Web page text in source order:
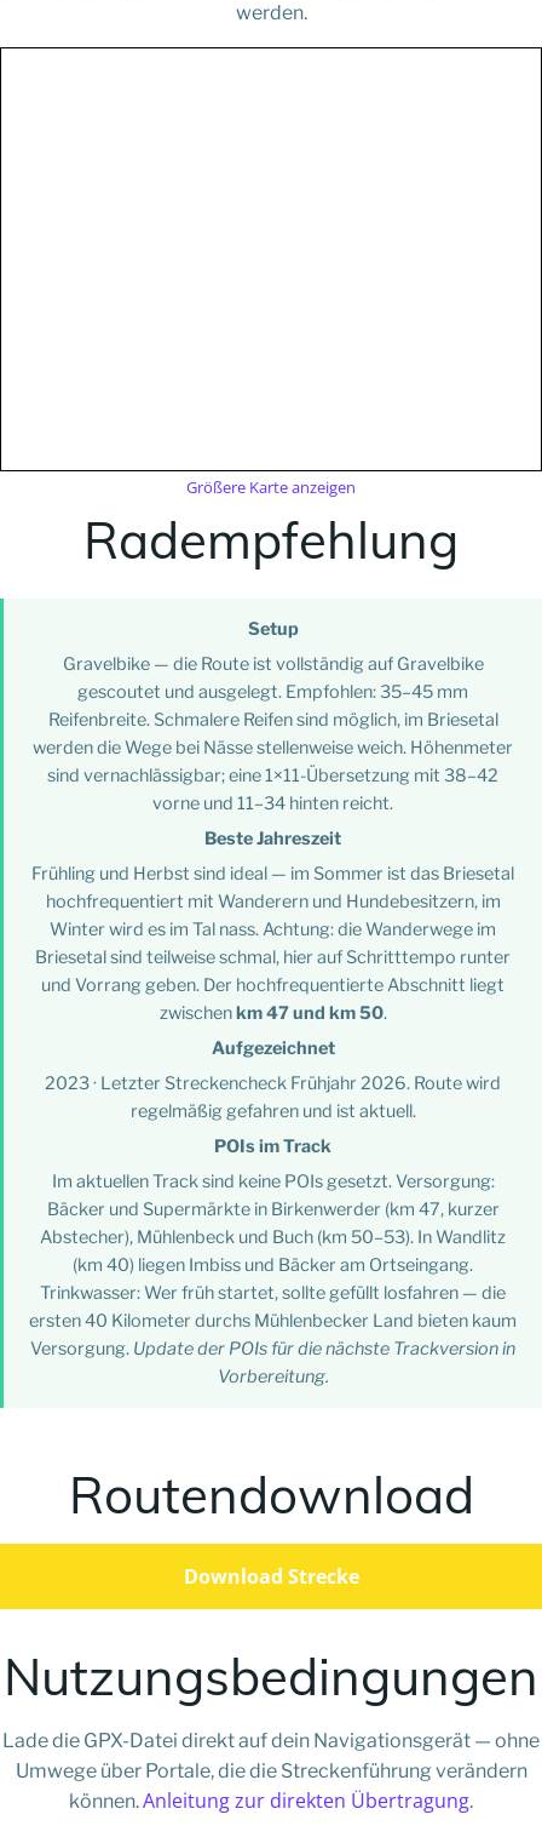
werden.
Größere Karte anzeigen
Radempfehlung
Setup
Gravelbike — die Route ist vollständig auf Gravelbike
gescoutet und ausgelegt. Empfohlen: 35–45 mm
Reifenbreite. Schmalere Reifen sind möglich, im Briesetal
werden die Wege bei Nässe stellenweise weich. Höhenmeter
sind vernachlässigbar; eine 1×11-Übersetzung mit 38–42
vorne und 11–34 hinten reicht.
Beste Jahreszeit
Frühling und Herbst sind ideal — im Sommer ist das Briesetal
hochfrequentiert mit Wanderern und Hundebesitzern, im
Winter wird es im Tal nass. Achtung: die Wanderwege im
Briesetal sind teilweise schmal, hier auf Schritttempo runter
und Vorrang geben. Der hochfrequentierte Abschnitt liegt
zwischenkm 47 und km 50.
Aufgezeichnet
2023 · Letzter Streckencheck Frühjahr 2026. Route wird
regelmäßig gefahren und ist aktuell.
POIs im Track
Im aktuellen Track sind keine POIs gesetzt. Versorgung:
Bäcker und Supermärkte in Birkenwerder (km 47, kurzer
Abstecher), Mühlenbeck und Buch (km 50–53). In Wandlitz
(km 40) liegen Imbiss und Bäcker am Ortseingang.
Trinkwasser: Wer früh startet, sollte gefüllt losfahren — die
ersten 40 Kilometer durchs Mühlenbecker Land bieten kaum
Versorgung. Update der POIs für die nächste Trackversion in
Vorbereitung.
Routendownload
Download Strecke
Nutzungsbedingungen
Lade die GPX-Datei direkt auf dein Navigationsgerät — ohne
Umwege über Portale, die die Streckenführung verändern
können.Anleitung zur direkten Übertragung.